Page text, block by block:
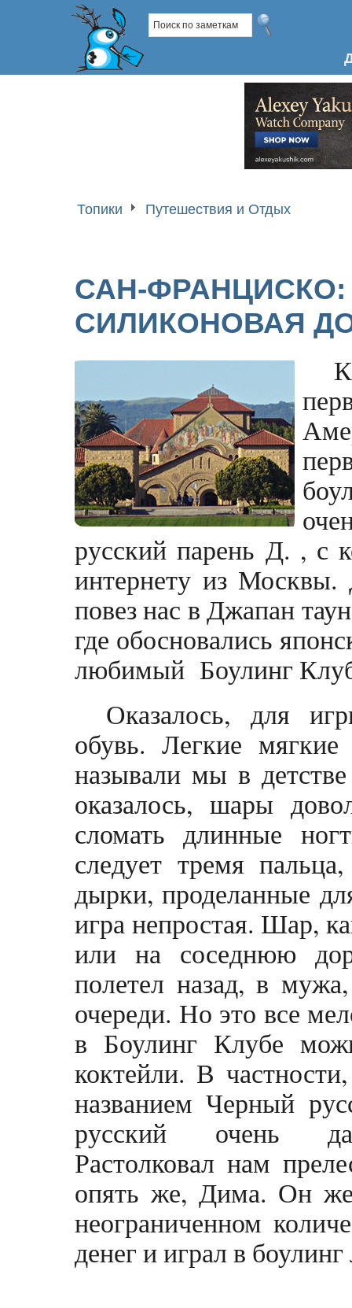
Топики Путешествия и Отдых
САН-ФРАНЦИСКО:
СИЛИКОНОВАЯ
русский парень Д. , с
интернету из
повез нас в Джапан
где обосновались
любимый Боулинг
Оказалось, для
обувь. Легкие
называли мы в
оказалось, шары
сломать длинные
следует тремя
дырки, проделанные
игра непростая. Шар,
или на соседнюю
полетел назад, в
очереди. Но это все
в Боулинг Клубе
коктейли. В
названием Черный
русский очень
Растолковал нам
опять же, Дима. Он
неограниченном
денег и играл в